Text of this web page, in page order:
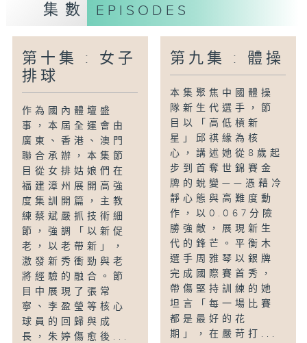
封閉集訓強化實力，力爭再創佳績。他們的
故事就是中國游泳隊「劈波斬浪、追求極
集數 EPISODES
第十集 : 女子
排球
作為國內體壇盛
事，本屆全運會由
廣東、香港、澳門
聯合承辦，本集節
目從女排姑娘們在
福建漳州展開高強
度集訓開篇，主教
練蔡斌嚴抓技術細
節，強調「以新促
老，以老帶新」，
激發新秀衝勁與老
將經驗的融合。節
目中展現了張常
寧、李盈瑩等核心
球員的回歸與成
長，朱婷傷愈後...
第九集 : 體操
本集聚焦中國體操
隊新生代選手，節
目以「高低槓新
星」邱祺緣為核
心，講述她從8歲起
步到首奪世錦賽金
牌的蛻變——憑藉冷
靜心態與高難度動
作，以0.067分險
勝強敵，展現新生
代的鋒芒。平衡木
選手周雅琴以銀牌
完成國際賽首秀，
帶傷堅持訓練的她
坦言「每一場比賽
都是最好的花
期」，在嚴苛打...